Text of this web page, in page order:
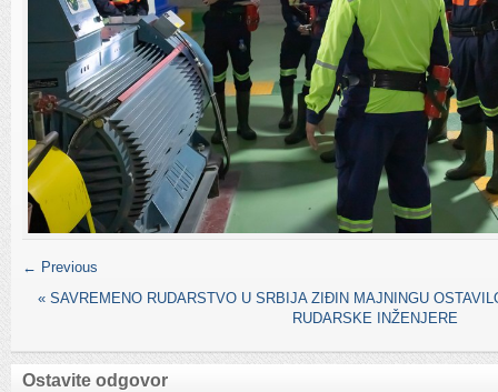
← Previous
« SAVREMENO RUDARSTVO U SRBIJA ZIĐIN MAJNINGU
RUDARSKE INŽENJERE
Ostavite odgovor